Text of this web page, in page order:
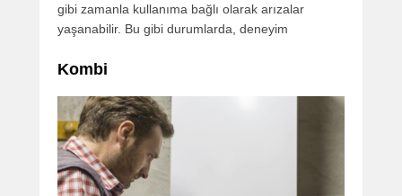
gibi zamanla kullanıma bağlı olarak arızalar
yaşanabilir. Bu gibi durumlarda, deneyim
Kombi